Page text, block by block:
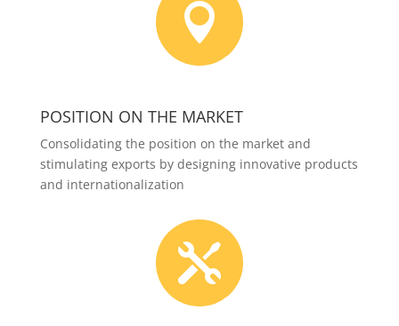

POSITION ON THE MARKET
Consolidating the position on the market and
stimulating exports by designing innovative products
and internationalization
